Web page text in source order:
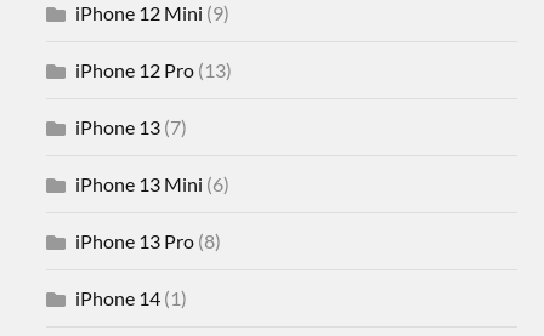
iPhone 12 Mini (9)
iPhone 12 Pro (13)
iPhone 13 (7)
iPhone 13 Mini (6)
iPhone 13 Pro (8)
iPhone 14 (1)